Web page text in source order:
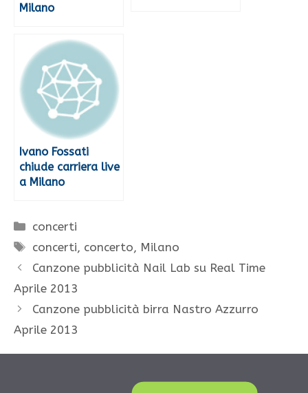
Milano
Ivano Fossati
chiude carriera live
a Milano
Categorie
concerti
Tag
concerti, concerto, Milano
Canzone pubblicità Nail Lab su Real Time
Aprile 2013
Canzone pubblicità birra Nastro Azzurro
Aprile 2013